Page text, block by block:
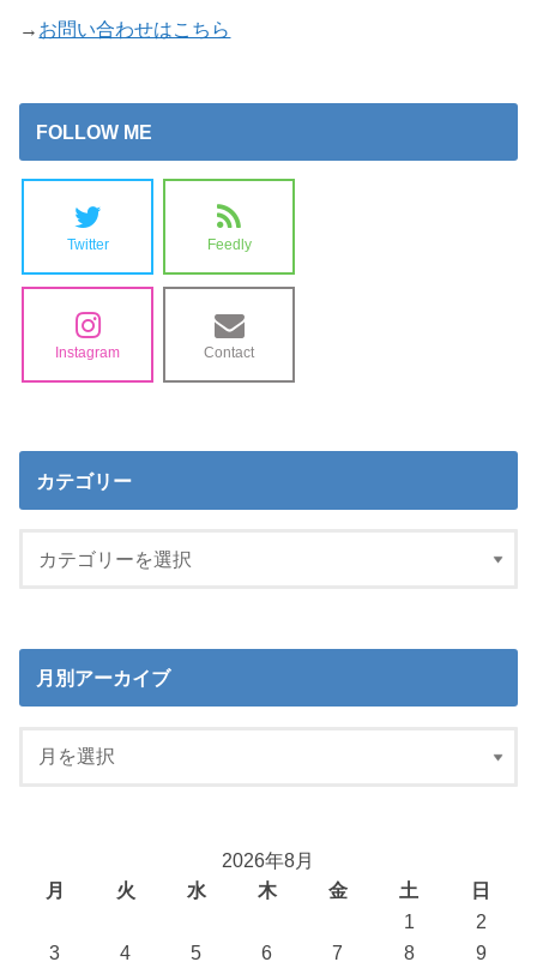
→ お問い合わせはこちら
FOLLOW ME
Twitter Feedly
Instagram Contact
カテゴリー
月別アーカイブ
2026年8月
月
火 水 木 金 土
日
1
2
3
4 5 6 7 8 9